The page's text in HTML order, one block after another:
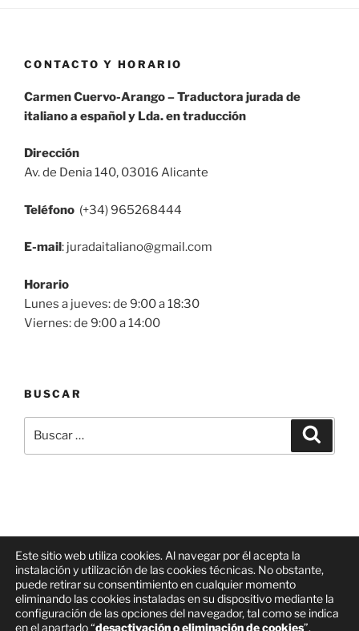
CONTACTO Y HORARIO
Carmen Cuervo-Arango – Traductora jurada de
italiano a español y Lda. en traducción
Dirección
Av. de Denia 140, 03016 Alicante
Teléfono (+34) 965268444
E-mail: juradaitaliano@gmail.com
Horario
Lunes a jueves: de 9:00 a 18:30
Viernes: de 9:00 a 14:00
BUSCAR
por:
FacebookCorreo
electrónico
Linkedin
Aviso legal, Política de privacidad y Política de Cookies
Este sitio web utiliza cookies. Al navegar por él acepta la
instalación y utilización de las cookies técnicas. No obstante,
puede retirar su consentimiento en cualquier momento
eliminando las cookies instaladas en su dispositivo mediante la
configuración de las opciones del navegador, tal como se indica
en el apartado “desactivación o eliminación de cookies”.